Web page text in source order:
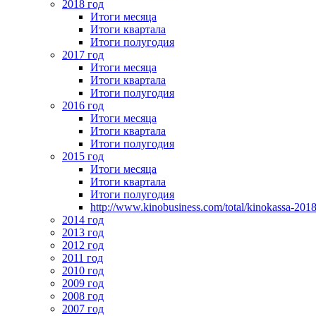
2018 год
Итоги месяца
Итоги квартала
Итоги полугодия
2017 год
Итоги месяца
Итоги квартала
Итоги полугодия
2016 год
Итоги месяца
Итоги квартала
Итоги полугодия
2015 год
Итоги месяца
Итоги квартала
Итоги полугодия
http://www.kinobusiness.com/total/kinokassa-
2014 год
2013 год
2012 год
2011 год
2010 год
2009 год
2008 год
2007 год